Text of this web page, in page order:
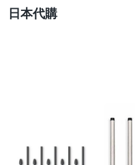
日本代購